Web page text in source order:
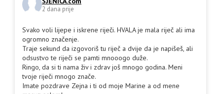
2 dana prije
Svako voli lijepe i iskrene riječi. HVALA je mala riječ ali ima
ogromno značenje.
Traje sekund da izgovoriš tu riječ a dvije da je napišeš, ali
odsustvo te riječi se pamti mnooogo duže.
Ringo, da si ti nama živ i zdrav još mnogo godina. Meni
tvoje riječi mnogo znače.
Imate pozdrave Zejna i ti od moje Marine a od mene